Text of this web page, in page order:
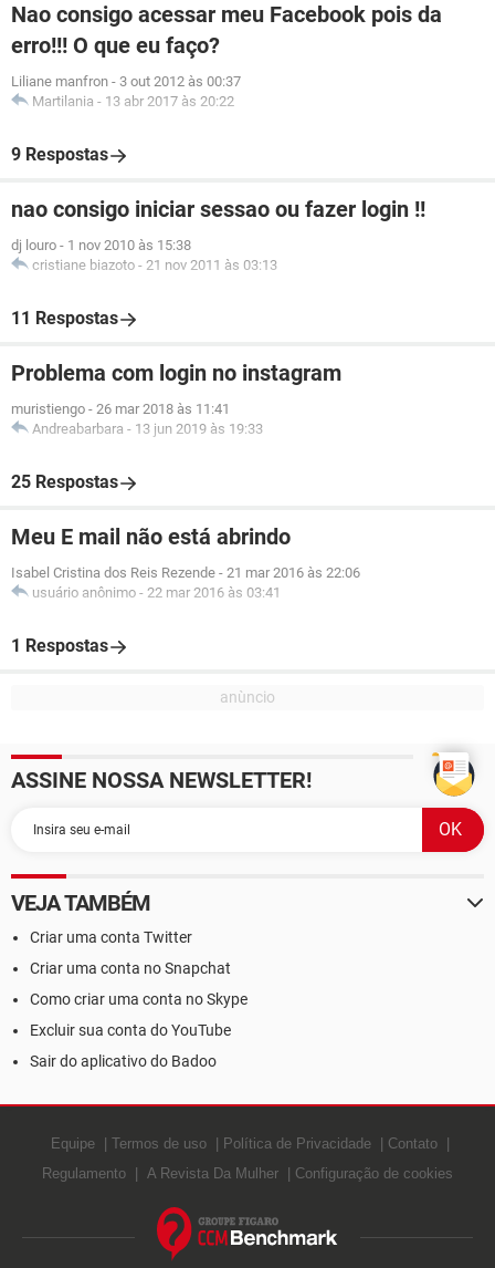
Nao consigo acessar meu Facebook pois da
erro!!! O que eu faço?
Liliane manfron - 3 out 2012 às 00:37
Martilania - 13 abr 2017 às 20:22
9 Respostas
nao consigo iniciar sessao ou fazer login !!
dj louro - 1 nov 2010 às 15:38
cristiane biazoto - 21 nov 2011 às 03:13
11 Respostas
Problema com login no instagram
muristiengo - 26 mar 2018 às 11:41
Andreabarbara - 13 jun 2019 às 19:33
25 Respostas
Meu E mail não está abrindo
Isabel Cristina dos Reis Rezende - 21 mar 2016 às 22:06
usuário anônimo - 22 mar 2016 às 03:41
1 Respostas
ASSINE NOSSA NEWSLETTER!
VEJA TAMBÉM
Criar uma conta Twitter
Criar uma conta no Snapchat
Como criar uma conta no Skype
Excluir sua conta do YouTube
Sair do aplicativo do Badoo
Equipe Termos de uso Política de Privacidade
Contato
Regulamento
A Revista Da Mulher Configuração de cookies